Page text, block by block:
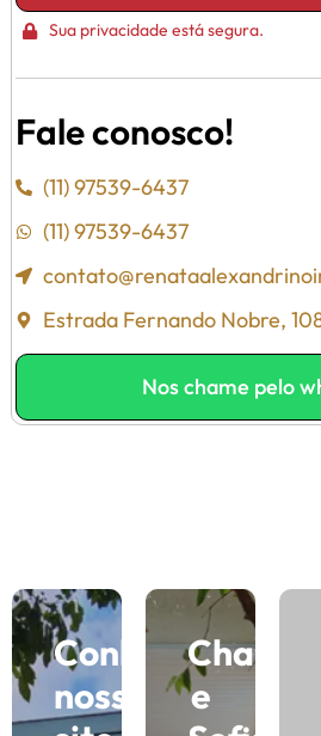
Sua privacidade está segura.
Fale conosco!
(11) 97539-6437
(11) 97539-6437
Estrada Fernando Nobre,
Nos chame pelo
Conheça
nosso
Charme
e